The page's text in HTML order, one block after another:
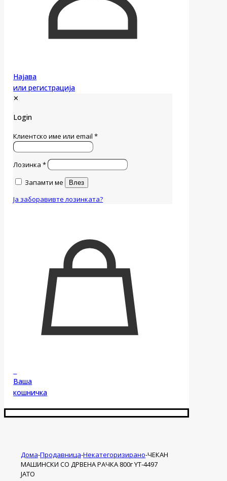
Најава
или регистрација
✕
Login
Клиентско име или email*
Лозинка*
Запамти ме
Влез
Ја заборавивте лозинката?
Ваша
кошничка
Дома-Продавница-Некатегоризирано-ЧЕКАН
МАШИНСКИ СО ДРВЕНА РАЧКА 800г YT-4497
ЈАТО